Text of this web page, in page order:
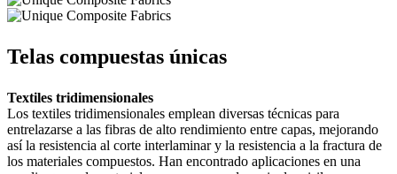
Telas compuestas únicas
Textiles tridimensionales
Los textiles tridimensionales emplean diversas técnicas para
entrelazarse a las fibras de alto rendimiento entre capas, mejorando
así la resistencia al corte interlaminar y la resistencia a la fractura de
los materiales compuestos. Han encontrado aplicaciones en una